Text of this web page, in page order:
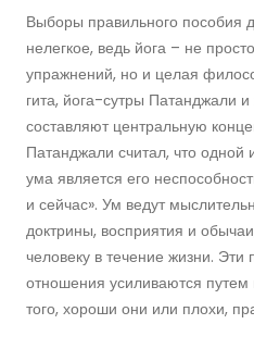
Выборы правильного пособия
нелегкое, ведь йога – не
упражнений, но и целая
гита, йога-сутры Патанджали
составляют центральную
Патанджали считал, что одной
ума является его
и сейчас». Ум ведут
доктрины, восприятия и
человеку в течение жизни.
отношения усиливаются путем
того, хороши они или плохи,